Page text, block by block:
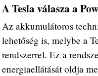
A Tesla válasza a
Az akkumulátoros
lehetőség is, melybe a
rendszerrel. Ez a
energiaellátását oldja